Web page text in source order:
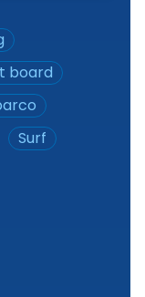
board
Surf